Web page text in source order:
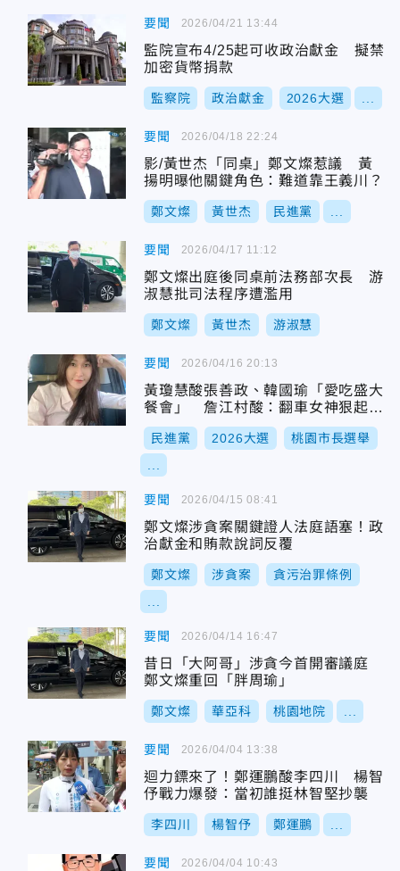
要聞
監院宣布4/25起可收政治獻金 擬禁
加密貨幣捐款
監察院 政治獻金 2026大選
2026/04/21 13:44
要聞
影/黃世杰「同桌」鄭文燦惹議 黃
揚明曝他關鍵角色：難道靠王義川？
鄭文燦 黃世杰 民進黨
2026/04/18 22:24
要聞
鄭文燦出庭後同桌前法務部次長 游
淑慧批司法程序遭濫用
鄭文燦 黃世杰 游淑慧
2026/04/17 11:12
要聞
黃瓊慧酸張善政、韓國瑜「愛吃盛大
餐會」 詹江村酸：翻車女神狠起來
自己人都撞
民進黨 2026大選 桃園市長選舉
2026/04/16 20:13
要聞
鄭文燦涉貪案關鍵證人法庭語塞！政
治獻金和賄款說詞反覆
鄭文燦 涉貪案 貪污治罪條例
2026/04/15 08:41
要聞
昔日「大阿哥」涉貪今首開審議庭
鄭文燦重回「胖周瑜」
鄭文燦 華亞科 桃園地院
2026/04/14 16:47
要聞
迴力鏢來了！鄭運鵬酸李四川 楊智
伃戰力爆發：當初誰挺林智堅抄襲
李四川 楊智伃 鄭運鵬
2026/04/04 13:38
要聞 2026/04/04 10:43